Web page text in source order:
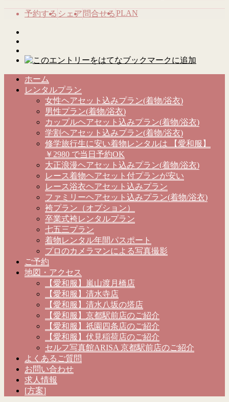
予約する シェア 問合せるPLAN
ホーム
レンタルプラン
女性ヘアセット込みプラン(着物/浴衣)
男性プラン(着物/浴衣)
カップルヘアセット込みプラン(着物/浴衣)
学割ヘアセット込みプラン(着物/浴衣)
修学旅行生に安い着物レンタルは 【愛和服】
￥2980 で当日予約OK
大正浪漫ヘアセット込みプラン(着物/浴衣)
レース着物ヘアセット付プランが安い
レース浴衣ヘアセット込みプラン
ファミリーヘアセット込みプラン(着物/浴衣)
袴プラン（オプション）
卒業式袴レンタルプラン
七五三プラン
着物レンタル年間パスポート
プロのカメラマンによる写真撮影
ご予約
地図・アクセス
【愛和服】嵐山渡月橋店
【愛和服】清水寺店
【愛和服】清水八坂の塔店
【愛和服】京都駅前店のご紹介
【愛和服】祇園四条店のご紹介
【愛和服】伏見稲荷店のご紹介
セルフ写真館ARISA 京都駅前店のご紹介
よくあるご質問
お問い合わせ
求人情報
[方案]